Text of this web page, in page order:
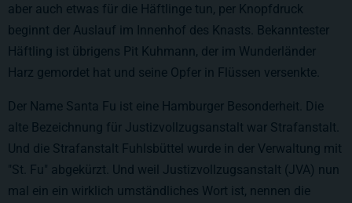
aber auch etwas für die Häftlinge tun, per Knopfdruck
beginnt der Auslauf im Innenhof des Knasts. Bekanntester
Häftling ist übrigens Pit Kuhmann, der im Wunderländer
Harz gemordet hat und seine Opfer in Flüssen versenkte.
Der Name Santa Fu ist eine Hamburger Besonderheit. Die
alte Bezeichnung für Justizvollzugsanstalt war Strafanstalt.
Und die Strafanstalt Fuhlsbüttel wurde in der Verwaltung mit
"St. Fu" abgekürzt. Und weil Justizvollzugsanstalt (JVA) nun
mal ein ein wirklich umständliches Wort ist, nennen die